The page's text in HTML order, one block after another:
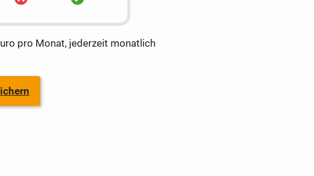
pro Monat, jederzeit monatlich